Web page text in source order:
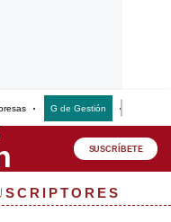
G de Gestión
SUSCRÍBETE